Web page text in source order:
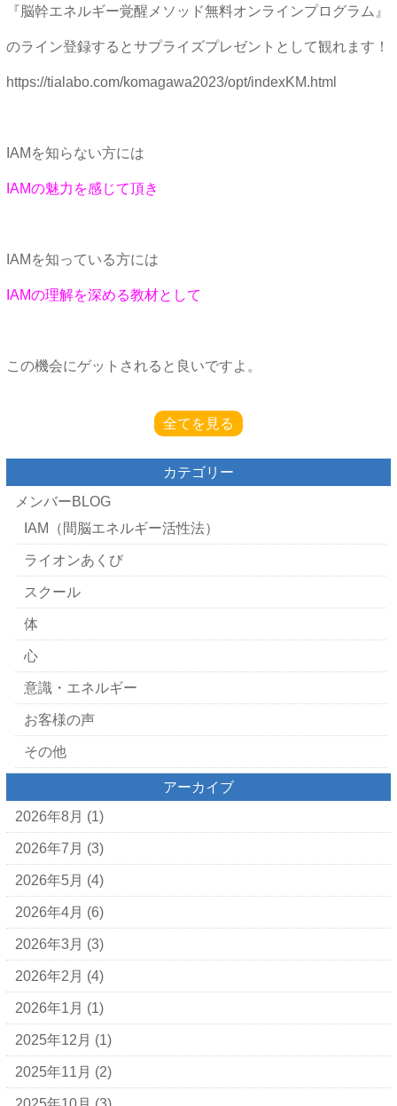
『脳幹エネルギー覚醒メソッド無料オンラインプログラム』
のライン登録するとサプライズプレゼントとして観れます！
https://tialabo.com/komagawa2023/opt/indexKM.html
IAMを知らない方には
IAMの魅力を感じて頂き
IAMを知っている方には
IAMの理解を深める教材として
この機会にゲットされると良いですよ。
全てを見る
カテゴリー
メンバーBLOG
IAM（間脳エネルギー活性法）
ライオンあくび
スクール
体
心
意識・エネルギー
お客様の声
その他
アーカイブ
2026年8月 (1)
2026年7月 (3)
2026年5月 (4)
2026年4月 (6)
2026年3月 (3)
2026年2月 (4)
2026年1月 (1)
2025年12月 (1)
2025年11月 (2)